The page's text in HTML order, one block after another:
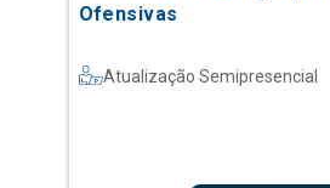
Ofensivas
Atualização Semipresencial